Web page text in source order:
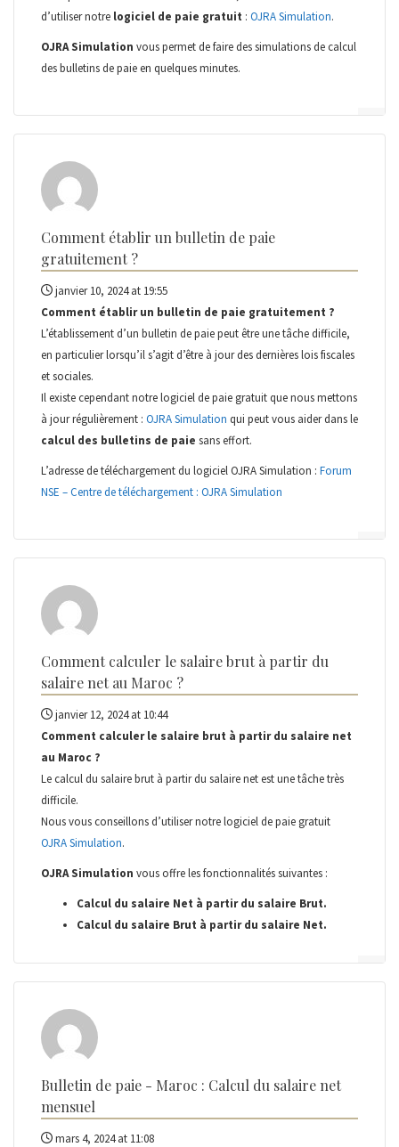
d’utiliser notre logiciel de paie gratuit : OJRA Simulation.
OJRA Simulation vous permet de faire des simulations de calcul
des bulletins de paie en quelques minutes.
Comment établir un bulletin de paie
gratuitement ?
janvier 10, 2024 at 19:55
Comment établir un bulletin de paie gratuitement ?
L’établissement d’un bulletin de paie peut être une tâche difficile,
en particulier lorsqu’il s’agit d’être à jour des dernières lois fiscales
et sociales.
Il existe cependant notre logiciel de paie gratuit que nous mettons
à jour régulièrement : OJRA Simulation qui peut vous aider dans le
calcul des bulletins de paie sans effort.
L’adresse de téléchargement du logiciel OJRA Simulation : Forum
NSE – Centre de téléchargement : OJRA Simulation
Comment calculer le salaire brut à partir du
salaire net au Maroc ?
janvier 12, 2024 at 10:44
Comment calculer le salaire brut à partir du salaire net
au Maroc ?
Le calcul du salaire brut à partir du salaire net est une tâche très
difficile.
Nous vous conseillons d’utiliser notre logiciel de paie gratuit
OJRA Simulation.
OJRA Simulation vous offre les fonctionnalités suivantes :
Calcul du salaire Net à partir du salaire Brut.
Calcul du salaire Brut à partir du salaire Net.
Bulletin de paie - Maroc : Calcul du salaire net
mensuel
mars 4, 2024 at 11:08